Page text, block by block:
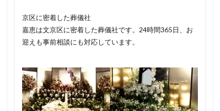
京区に密着した葬儀社
嘉恵は文京区に密着した葬儀社です。24時間365日、お
迎えも事前相談にも対応しています。